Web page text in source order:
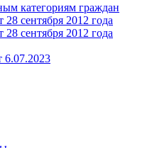
категориям граждан
сентября 2012 года
сентября 2012 года
6.07.2023